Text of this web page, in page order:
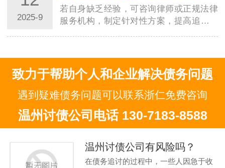
2025-9
若自身缺乏经验，可咨询律师或正规法律
服务机构，制定针对性方案，提高追债成
益。在商业往来和日常生活…
致力于帮助个人和企业解决债务问题
遇到疑难债务问题可以联系浙仁免费咨询
温州讨债公司电话 130-7183-8588
温州讨债公司有风险吗？
在债务追讨的过程中，一些人因急于收